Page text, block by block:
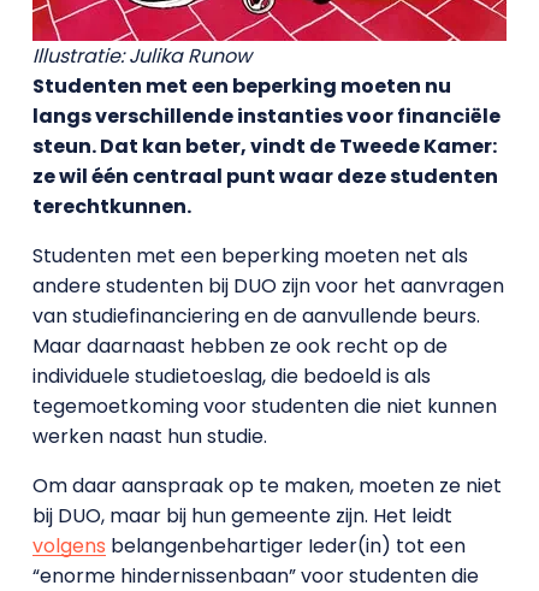
Illustratie: Julika Runow
Studenten met een beperking moeten nu
langs verschillende instanties voor financiële
steun. Dat kan beter, vindt de Tweede Kamer:
ze wil één centraal punt waar deze studenten
terechtkunnen.
Studenten met een beperking moeten net als
andere studenten bij DUO zijn voor het aanvragen
van studiefinanciering en de aanvullende beurs.
Maar daarnaast hebben ze ook recht op de
individuele studietoeslag, die bedoeld is als
tegemoetkoming voor studenten die niet kunnen
werken naast hun studie.
Om daar aanspraak op te maken, moeten ze niet
bij DUO, maar bij hun gemeente zijn. Het leidt
volgens belangenbehartiger Ieder(in) tot een
“enorme hindernissenbaan” voor studenten die